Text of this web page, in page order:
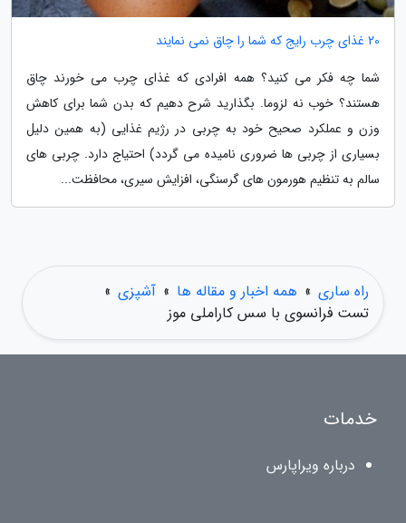
20 غذای چرب رایج که شما را چاق نمی نمایند
شما چه فکر می کنید؟ همه افرادی که غذای چرب می خورند چاق
هستند؟ خوب نه لزوما. بگذارید شرح دهیم که بدن شما برای کاهش
وزن و عملکرد صحیح خود به چربی در رژیم غذایی (به همین دلیل
بسیاری از چربی ها ضروری نامیده می گردد) احتیاج دارد. چربی های
سالم به تنظیم هورمون های گرسنگی، افزایش سیری، محافظت...
راه ساری » همه اخبار و مقاله ها » آشپزی »
تست فرانسوی با سس کاراملی موز
خدمات
درباره ویراپارس